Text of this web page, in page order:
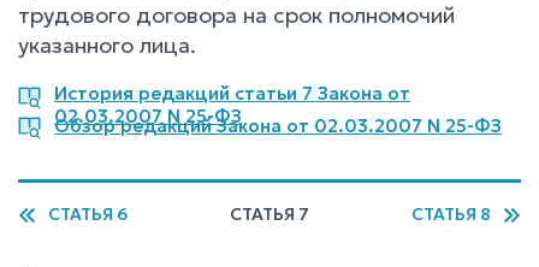
трудового договора на срок полномочий
указанного лица.
История редакций статьи 7 Закона от
02.03.2007 N 25-ФЗ
Обзор редакций Закона от 02.03.2007 N 25-ФЗ
СТАТЬЯ 6 СТАТЬЯ 7 СТАТЬЯ 8